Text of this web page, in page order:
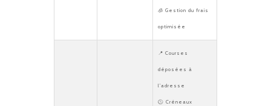
🧊 Gestion du frais
optimisée
📍 Courses
déposées à
l’adresse
🕒 Créneaux